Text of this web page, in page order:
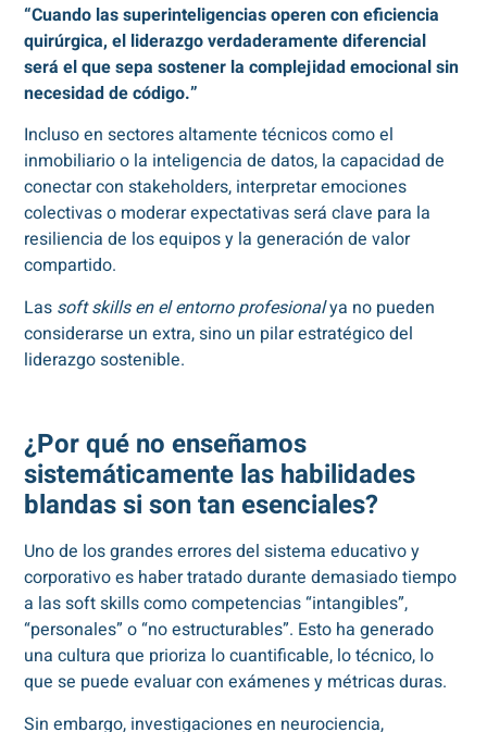
“Cuando las superinteligencias operen con eficiencia
quirúrgica, el liderazgo verdaderamente diferencial
será el que sepa sostener la complejidad emocional sin
necesidad de código.”
Incluso en sectores altamente técnicos como el
inmobiliario o la inteligencia de datos, la capacidad de
conectar con stakeholders, interpretar emociones
colectivas o moderar expectativas será clave para la
resiliencia de los equipos y la generación de valor
compartido.
Las soft skills en el entorno profesionalya no pueden
considerarse un extra, sino un pilar estratégico del
liderazgo sostenible.
¿Por qué no enseñamos
sistemáticamente las habilidades
blandas si son tan esenciales?
Uno de los grandes errores del sistema educativo y
corporativo es haber tratado durante demasiado tiempo
a las soft skills como competencias “intangibles”,
“personales” o “no estructurables”. Esto ha generado
una cultura que prioriza lo cuantificable, lo técnico, lo
que se puede evaluar con exámenes y métricas duras.
Sin embargo, investigaciones en neurociencia,